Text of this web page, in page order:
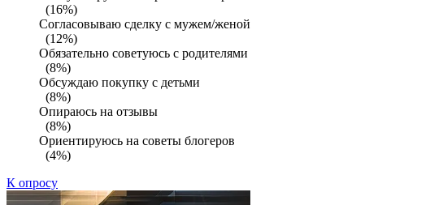
(16%)
Согласовываю сделку с мужем/женой
(12%)
Обязательно советуюсь с родителями
(8%)
Обсуждаю покупку с детьми
(8%)
Опираюсь на отзывы
(8%)
Ориентируюсь на советы блогеров
(4%)
К опросу